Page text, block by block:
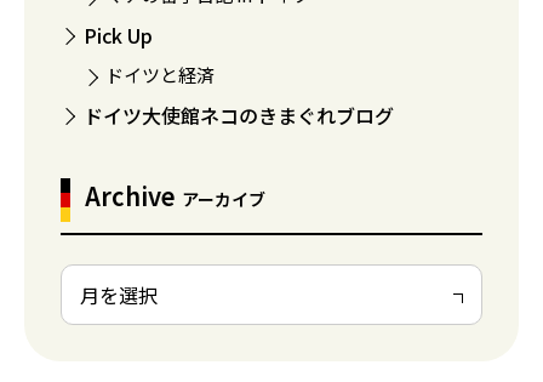
Pick Up
ドイツと経済
ドイツ大使館ネコのきまぐれブログ
Archive アーカイブ